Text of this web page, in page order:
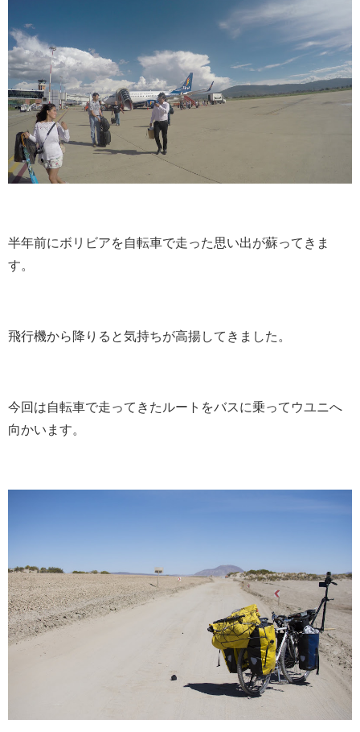
半年前にボリビアを自転車で走った思い出が蘇ってきま
す。
飛行機から降りると気持ちが高揚してきました。
今回は自転車で走ってきたルートをバスに乗ってウユニへ
向かいます。